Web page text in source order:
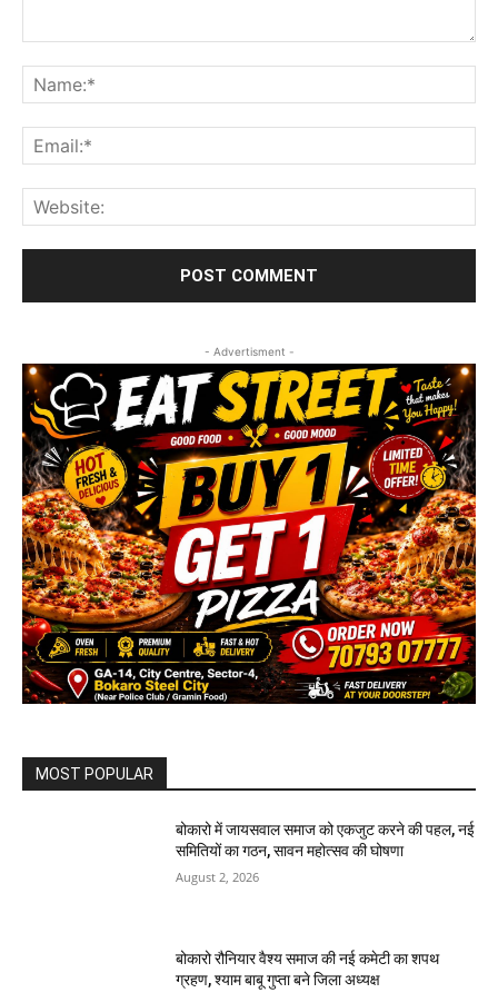
- Advertisment -
MOST POPULAR
बोकारो में जायसवाल समाज को एकजुट करने की पहल, नई
समितियों का गठन, सावन महोत्सव की घोषणा
August 2, 2026
बोकारो रौनियार वैश्य समाज की नई कमेटी का शपथ
ग्रहण, श्याम बाबू गुप्ता बने जिला अध्यक्ष